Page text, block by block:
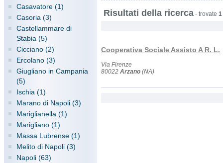
Casavatore (1)
Casoria (3)
Castellammare di
Stabia (5)
Cicciano (2)
Ercolano (3)
Giugliano in Campania
(5)
Ischia (1)
Marano di Napoli (3)
Mariglianella (1)
Marigliano (1)
Massa Lubrense (1)
Melito di Napoli (3)
Napoli (63)
Risultati della ricerca - trovate 1
Cooperativa Sociale Assisto A R. L.
Via Firenze
80022 Arzano (NA)